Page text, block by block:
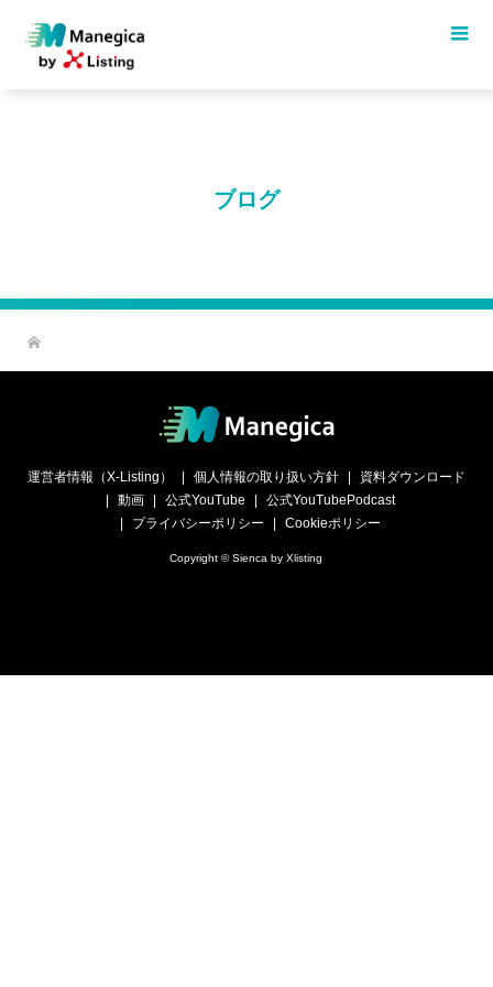
ブログ
運営者情報（X-Listing） 個人情報の取り扱い方針
資料ダウンロード
動画
公式YouTube
公式YouTubePodcast
プライバシーポリシー
Cookieポリシー
Copyright © Sienca by Xlisting